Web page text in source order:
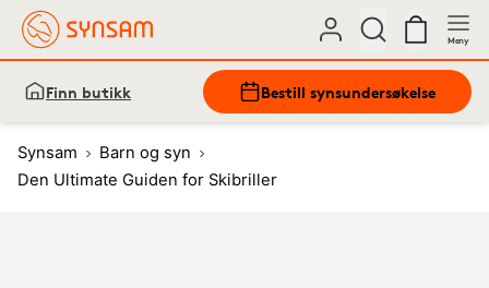
Meny
Finn butikk Bestill synsundersøkelse
Synsam
Barn og syn
Den Ultimate Guiden for Skibriller